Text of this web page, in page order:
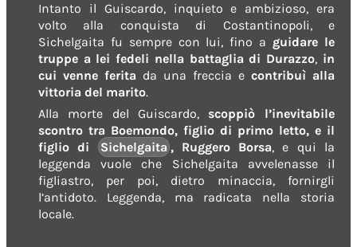
Intanto il Guiscardo, inquieto e ambizioso, era
volto alla conquista di Costantinopoli, e
Sichelgaita fu sempre con lui, fino a guidare le
truppe a lei fedeli nella battaglia di Durazzo, in
cui venne ferita da una freccia e contribuì alla
vittoria del marito.
Alla morte del Guiscardo, scoppiò l’inevitabile
scontro tra Boemondo, figlio di primo letto, e il
figlio di
Sichelgaita , Ruggero Borsa, e qui la
leggenda vuole che Sichelgaita avvelenasse il
figliastro, per poi, dietro minaccia, fornirgli
l’antidoto. Leggenda, ma radicata nella storia
locale.